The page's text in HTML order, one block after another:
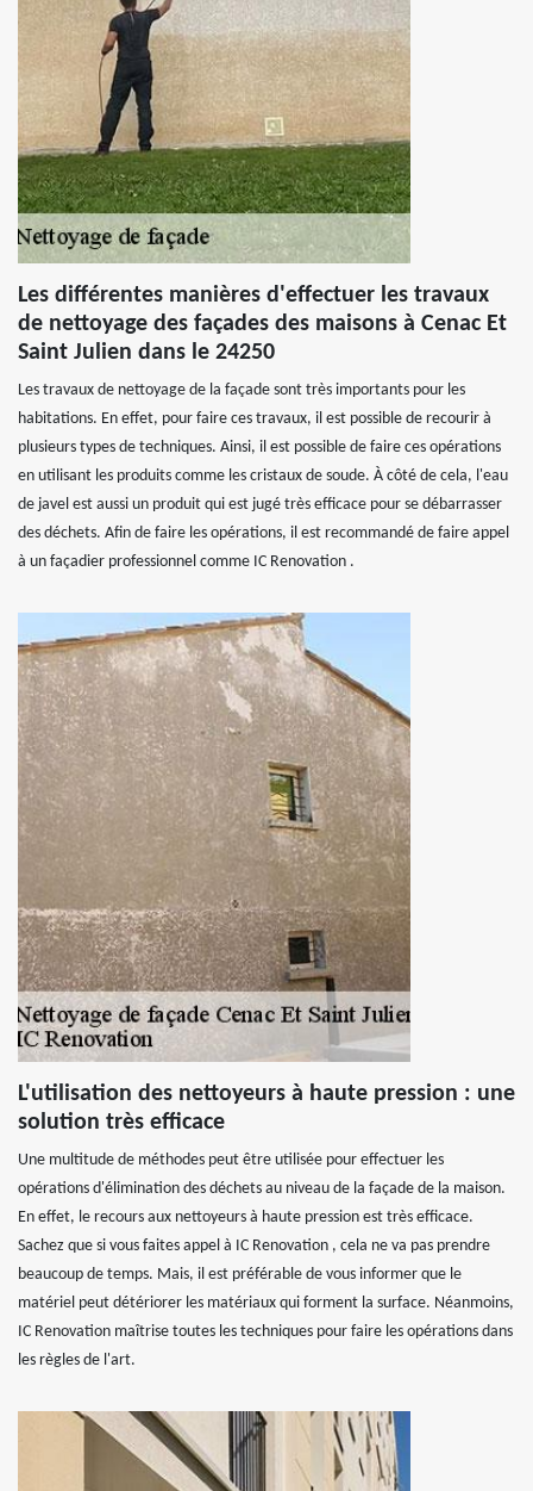
Les différentes manières d'effectuer les travaux
de nettoyage des façades des maisons à Cenac Et
Saint Julien dans le 24250
Les travaux de nettoyage de la façade sont très importants pour les
habitations. En effet, pour faire ces travaux, il est possible de recourir à
plusieurs types de techniques. Ainsi, il est possible de faire ces opérations
en utilisant les produits comme les cristaux de soude. À côté de cela, l'eau
de javel est aussi un produit qui est jugé très efficace pour se débarrasser
des déchets. Afin de faire les opérations, il est recommandé de faire appel
à un façadier professionnel comme IC Renovation .
L'utilisation des nettoyeurs à haute pression : une
solution très efficace
Une multitude de méthodes peut être utilisée pour effectuer les
opérations d'élimination des déchets au niveau de la façade de la maison.
En effet, le recours aux nettoyeurs à haute pression est très efficace.
Sachez que si vous faites appel à IC Renovation , cela ne va pas prendre
beaucoup de temps. Mais, il est préférable de vous informer que le
matériel peut détériorer les matériaux qui forment la surface. Néanmoins,
IC Renovation maîtrise toutes les techniques pour faire les opérations dans
les règles de l'art.